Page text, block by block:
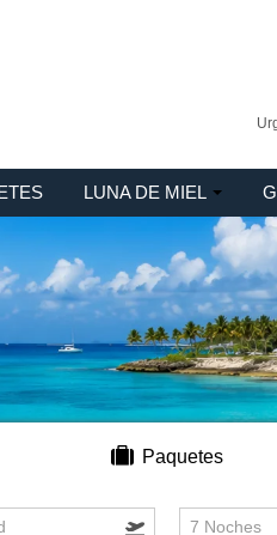
LUNA DE MIEL
Paquetes
7 Noches